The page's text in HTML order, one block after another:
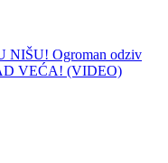
NIŠU! Ogroman odziv
VEĆA! (VIDEO)